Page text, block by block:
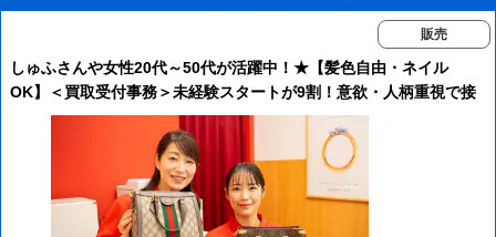
販売
しゅふさんや女性20代～50代が活躍中！★【髪色自由・ネイル
OK】＜買取受付事務＞未経験スタートが9割！意欲・人柄重視で接
客採用中！